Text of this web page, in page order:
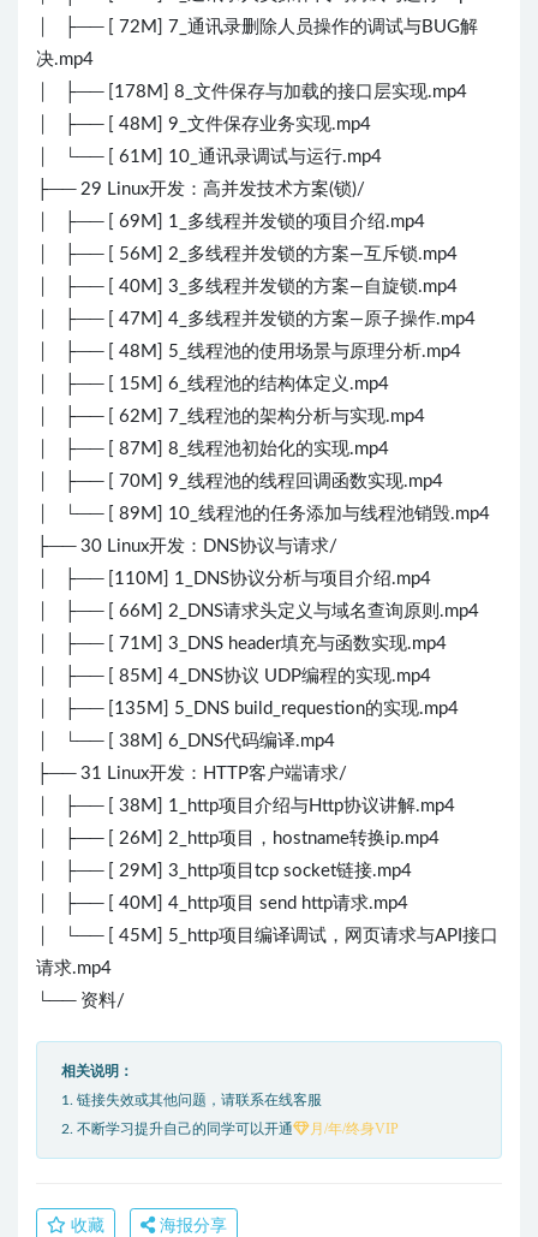
│ ├── [ 72M] 7_通讯录删除人员操作的调试与BUG解
决.mp4
│ ├── [178M] 8_文件保存与加载的接口层实现.mp4
│ ├── [ 48M] 9_文件保存业务实现.mp4
│ └── [ 61M] 10_通讯录调试与运行.mp4
├── 29 Linux开发：高并发技术方案(锁)/
│ ├── [ 69M] 1_多线程并发锁的项目介绍.mp4
│ ├── [ 56M] 2_多线程并发锁的方案—互斥锁.mp4
│ ├── [ 40M] 3_多线程并发锁的方案—自旋锁.mp4
│ ├── [ 47M] 4_多线程并发锁的方案—原子操作.mp4
│ ├── [ 48M] 5_线程池的使用场景与原理分析.mp4
│ ├── [ 15M] 6_线程池的结构体定义.mp4
│ ├── [ 62M] 7_线程池的架构分析与实现.mp4
│ ├── [ 87M] 8_线程池初始化的实现.mp4
│ ├── [ 70M] 9_线程池的线程回调函数实现.mp4
│ └── [ 89M] 10_线程池的任务添加与线程池销毁.mp4
├── 30 Linux开发：DNS协议与请求/
│ ├── [110M] 1_DNS协议分析与项目介绍.mp4
│ ├── [ 66M] 2_DNS请求头定义与域名查询原则.mp4
│ ├── [ 71M] 3_DNS header填充与函数实现.mp4
│ ├── [ 85M] 4_DNS协议 UDP编程的实现.mp4
│ ├── [135M] 5_DNS build_requestion的实现.mp4
│ └── [ 38M] 6_DNS代码编译.mp4
├── 31 Linux开发：HTTP客户端请求/
│ ├── [ 38M] 1_http项目介绍与Http协议讲解.mp4
│ ├── [ 26M] 2_http项目，hostname转换ip.mp4
│ ├── [ 29M] 3_http项目tcp socket链接.mp4
│ ├── [ 40M] 4_http项目 send http请求.mp4
│ └── [ 45M] 5_http项目编译调试，网页请求与API接口
请求.mp4
└── 资料/
相关说明：
1. 链接失效或其他问题，请联系在线客服
2. 不断学习提升自己的同学可以开通
月/年/终身VIP
收藏 海报分享